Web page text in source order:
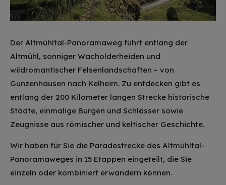
Der Altmühltal-Panoramaweg führt entlang der
Altmühl, sonniger Wacholderheiden und
wildromantischer Felsenlandschaften – von
Gunzenhausen nach Kelheim. Zu entdecken gibt es
entlang der 200 Kilometer langen Strecke historische
Städte, einmalige Burgen und Schlösser sowie
Zeugnisse aus römischer und keltischer Geschichte.
Wir haben für Sie die Paradestrecke des Altmühltal-
Panoramaweges in 15 Etappen eingeteilt, die Sie
einzeln oder kombiniert erwandern können.